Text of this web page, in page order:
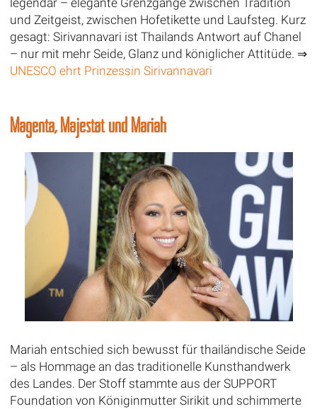
und Zeitgeist, zwischen Hofetikette und Laufsteg. Kurz
gesagt: Sirivannavari ist Thailands Antwort auf Chanel
– nur mit mehr Seide, Glanz und königlicher Attitüde. ⇒
UNESCO ehrt Prinzessin Sirivannavari
Magenta, Majestät und Mariah
Mariah entschied sich bewusst für thailändische Seide
– als Hommage an das traditionelle Kunsthandwerk
des Landes. Der Stoff stammte aus der SUPPORT
Foundation von Königinmutter Sirikit und schimmerte